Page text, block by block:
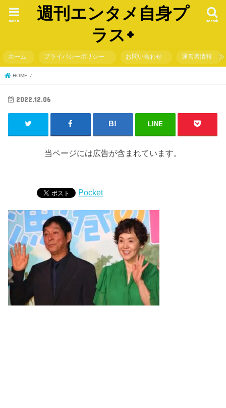
週刊エンタメ自身プ
ラス+
search
menu
ホーム プライバシーポリシー お問い合わせ 運営者情報
HOME
2022.12.06
LINE
当ページには広告が含まれています。
Pocket